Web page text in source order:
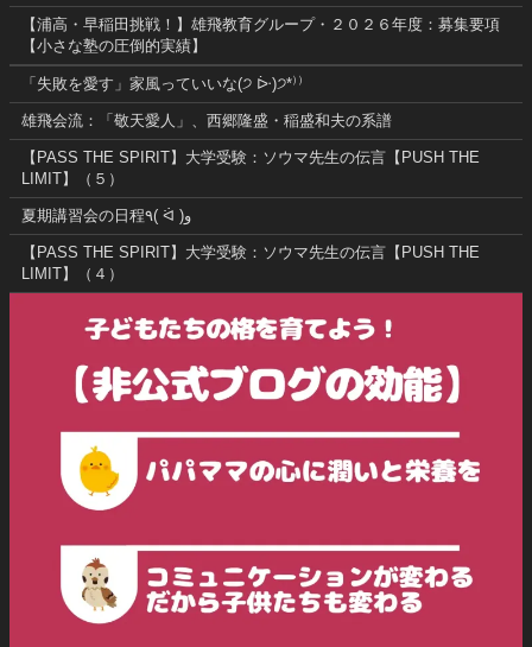
【浦高・早稲田挑戦！】雄飛教育グループ・２０２６年度：募集要項
【小さな塾の圧倒的実績】
「失敗を愛す」家風っていいな(੭ ᐕ)੭*⁾⁾
雄飛会流：「敬天愛人」、西郷隆盛・稲盛和夫の系譜
【PASS THE SPIRIT】大学受験：ソウマ先生の伝言【PUSH THE
LIMIT】（５）
夏期講習会の日程٩( ᐛ )و
【PASS THE SPIRIT】大学受験：ソウマ先生の伝言【PUSH THE
LIMIT】（４）